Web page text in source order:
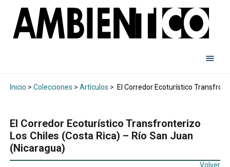
Inicio > Colecciones > Artículos > El Corredor Ecoturístico
El Corredor Ecoturístico Transfronterizo
Los Chiles (Costa Rica) – Río San Juan
(Nicaragua)
Volver